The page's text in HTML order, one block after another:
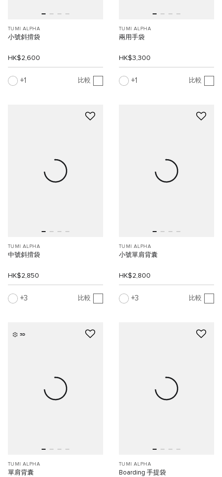
TUMI ALPHA
小號斜揹袋
HK$2,600
1 比較
TUMI ALPHA
兩用手袋
HK$3,300
1 比較
TUMI ALPHA
中號斜揹袋
HK$2,850
3 比較
TUMI ALPHA
小號單肩背囊
HK$2,800
3 比較
3D
TUMI ALPHA
單肩背囊
TUMI ALPHA
Boarding 手提袋